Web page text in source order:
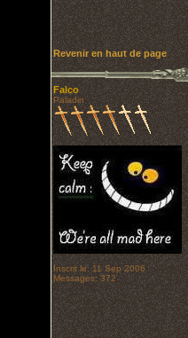
Revenir en haut de page
Falco
Paladin
Inscrit le: 11 Sep 2006
Messages: 372